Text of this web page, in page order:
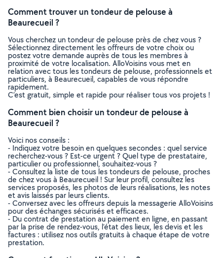
Comment trouver un tondeur de pelouse à
Beaurecueil ?
Vous cherchez un tondeur de pelouse près de chez vous ?
Sélectionnez directement les offreurs de votre choix ou
postez votre demande auprès de tous les membres à
proximité de votre localisation. AlloVoisins vous met en
relation avec tous les tondeurs de pelouse, professionnels et
particuliers, à Beaurecueil, capables de vous répondre
rapidement.
C’est gratuit, simple et rapide pour réaliser tous vos projets !
Comment bien choisir un tondeur de pelouse à
Beaurecueil ?
Voici nos conseils :
- Indiquez votre besoin en quelques secondes : quel service
recherchez-vous ? Est-ce urgent ? Quel type de prestataire,
particulier ou professionnel, souhaitez-vous ?
- Consultez la liste de tous les tondeurs de pelouse, proches
de chez vous à Beaurecueil ! Sur leur profil, consultez les
services proposés, les photos de leurs réalisations, les notes
et avis laissés par leurs clients.
- Conversez avec les offreurs depuis la messagerie AlloVoisins
pour des échanges sécurisés et efficaces.
- Du contrat de prestation au paiement en ligne, en passant
par la prise de rendez-vous, l’état des lieux, les devis et les
factures : utilisez nos outils gratuits à chaque étape de votre
prestation.